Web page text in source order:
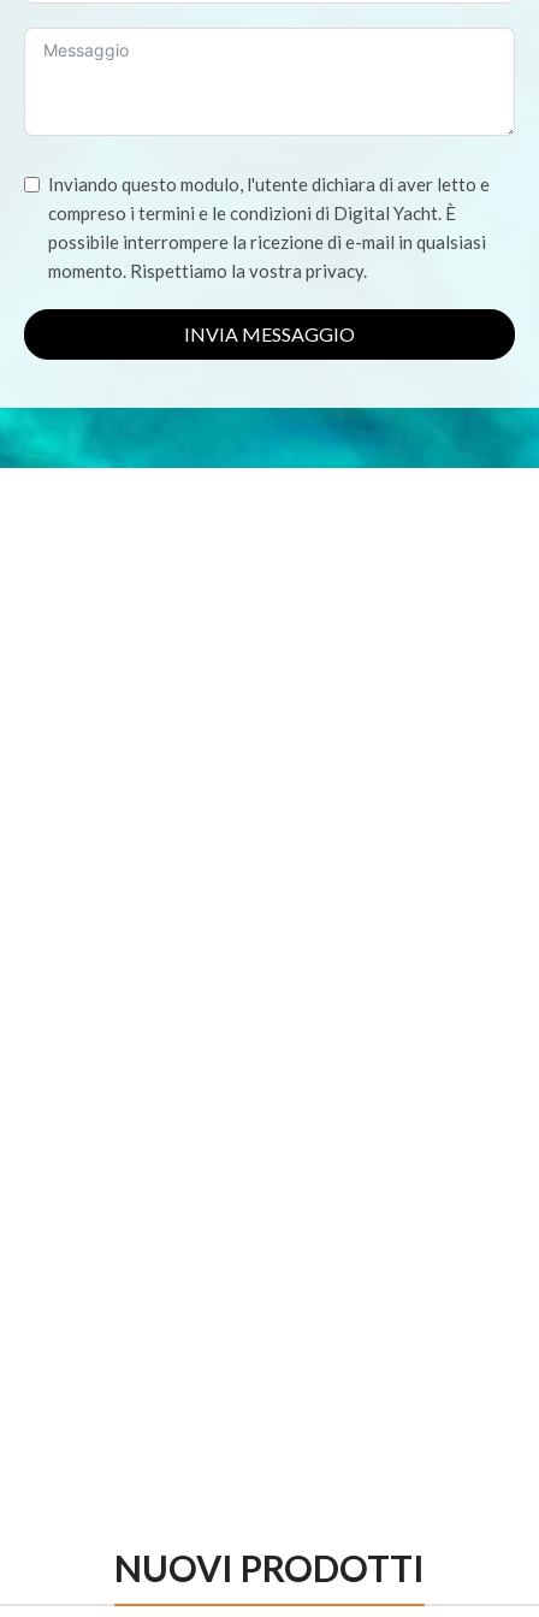
Inviando questo modulo, l'utente dichiara di aver letto e
compreso i termini e le condizioni di Digital Yacht. È
possibile interrompere la ricezione di e-mail in qualsiasi
momento. Rispettiamo la vostra privacy.
INVIA MESSAGGIO
NUOVI PRODOTTI